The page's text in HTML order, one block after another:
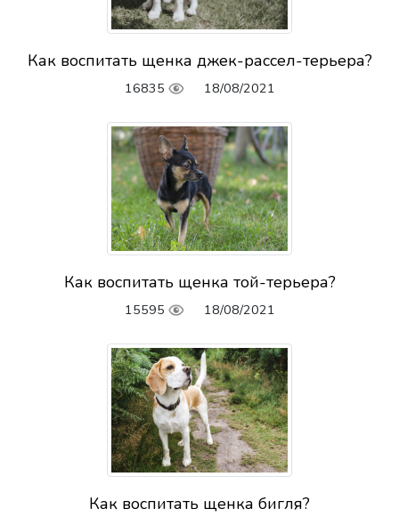
Как воспитать щенка джек-рассел-терьера?
16835 18/08/2021
Как воспитать щенка той-терьера?
15595 18/08/2021
Как воспитать щенка бигля?